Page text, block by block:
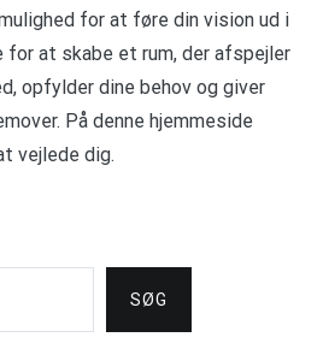
for at føre din vision ud i
for at skabe et rum, der afspejler
opfylder dine behov og giver
På denne hjemmeside
vejlede dig.
SØG